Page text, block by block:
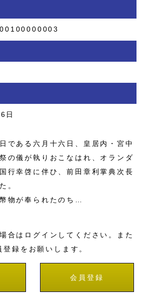
日
である六月十六日、皇居内・宮中
の儀が執りおこなはれ、オランダ
行幸啓に伴ひ、前田章利掌典次長
。
物が奉られたのち…
合はログインしてください。また
登録をお願いします。
会員登録